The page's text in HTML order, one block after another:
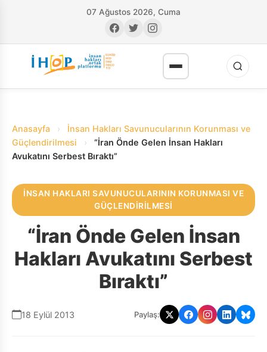
07 Ağustos 2026, Cuma
Anasayfa ›
İnsan Hakları Savunucularının Korunması ve
Güçlendirilmesi
›
“İran Önde Gelen İnsan Hakları
Avukatını Serbest Bıraktı”
İNSAN HAKLARI SAVUNUCULARININ KORUNMASI VE
GÜÇLENDIRILMESI
“İran Önde Gelen İnsan
Hakları Avukatını Serbest
Bıraktı”
18 Eylül 2013 Paylaş: